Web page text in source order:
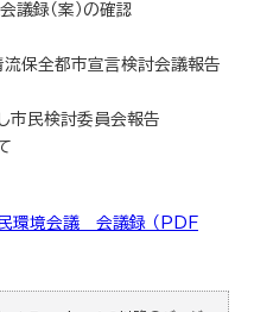
録（案）の確認
流保全都市宣言検討会議報告
市民検討委員会報告
環境会議 会議録 （PDF